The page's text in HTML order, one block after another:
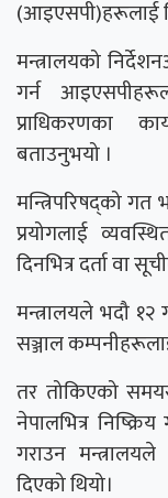
(आइएसपी)हरूलाई
मन्त्रालयको
गर्न
प्राधिकरणका
बताउनुभयो ।
मन्त्रिपरिषद्को
प्रयोगलाई
दिनभित्र दर्ता वा
मन्त्रालयले भदौ
सञ्जाल
तर तोकिएको
नेपालभित्र
गराउन
दिएको थियो।